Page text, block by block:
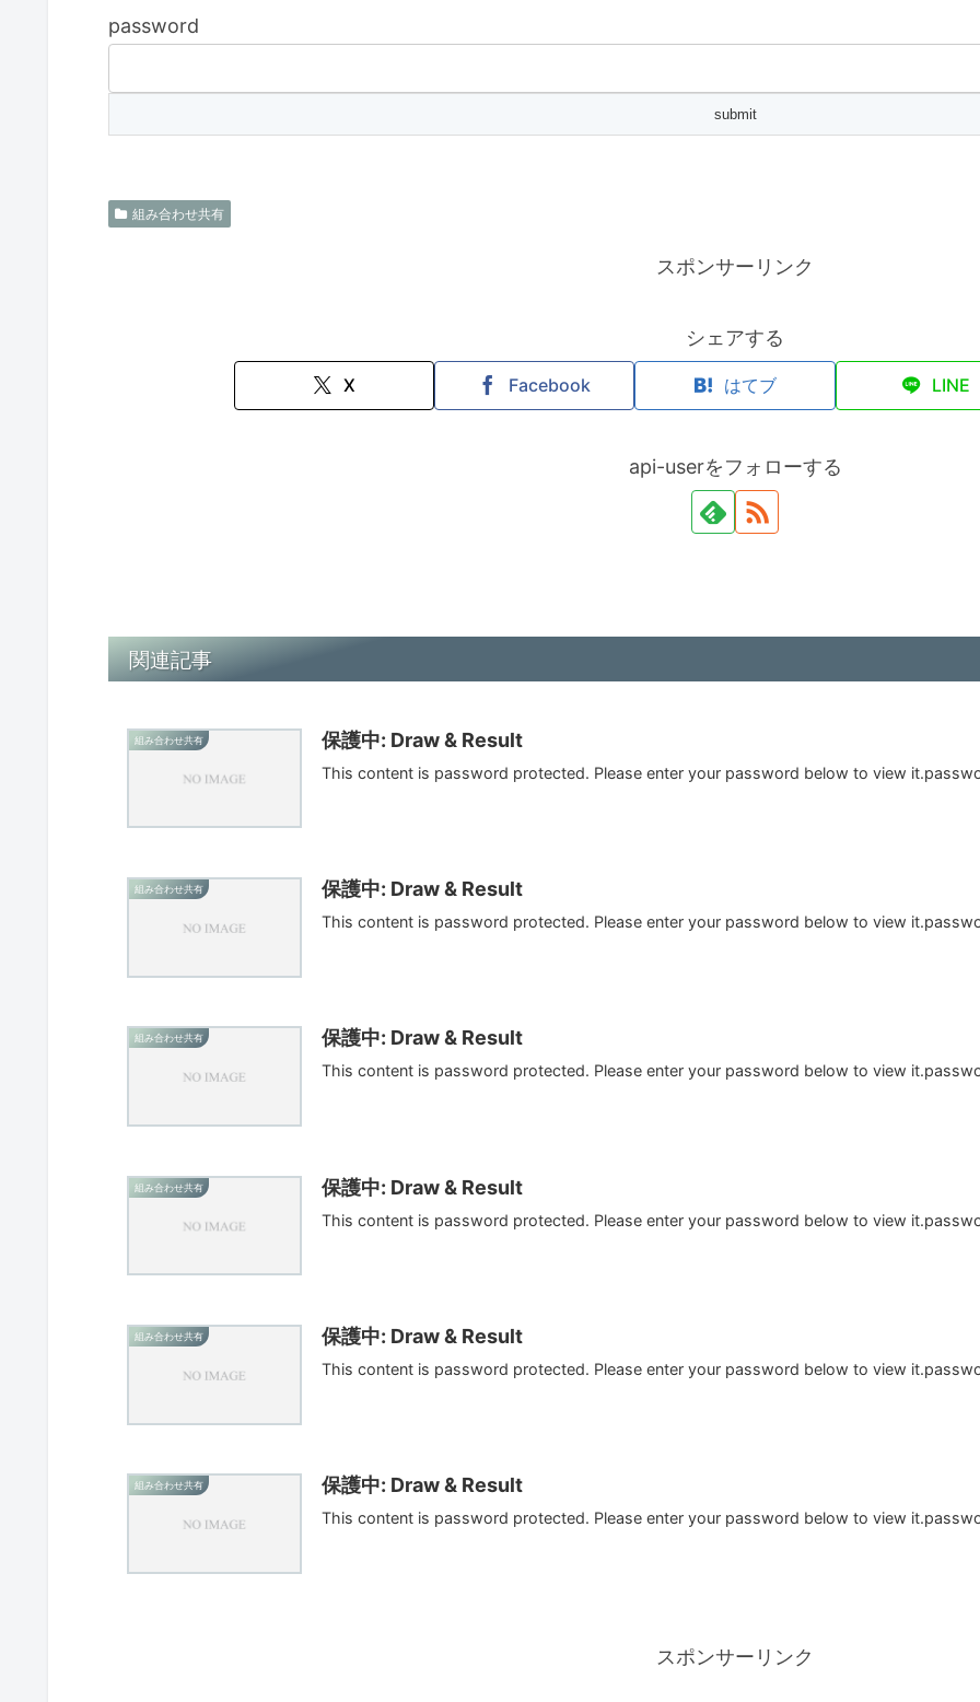
password
組み合わせ共有
スポンサーリンク
シェアする
X Facebook はてブ LINE
api-userをフォローする
関連記事
組み合わせ共有 保護中: Draw & Result
This content is password protected. Please enter your password below to view
組み合わせ共有 保護中: Draw & Result
This content is password protected. Please enter your password below to view
組み合わせ共有 保護中: Draw & Result
This content is password protected. Please enter your password below to view
組み合わせ共有 保護中: Draw & Result
This content is password protected. Please enter your password below to view
組み合わせ共有 保護中: Draw & Result
This content is password protected. Please enter your password below to view
組み合わせ共有 保護中: Draw & Result
This content is password protected. Please enter your password below to view
スポンサーリンク